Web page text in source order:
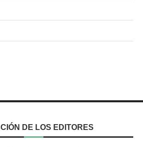
DE LOS EDITORES